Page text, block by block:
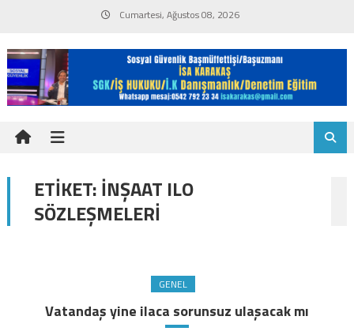
content
Cumartesi, Ağustos 08, 2026
ETIKET:İNŞAAT ILO
SÖZLEŞMELERI
GENEL
Vatandaş yine ilaca sorunsuz ulaşacak mı